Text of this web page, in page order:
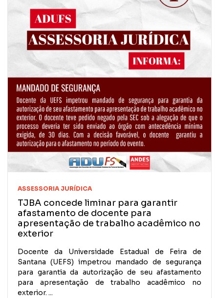
ASSESSORIA JURÍDICA
TJBA concede liminar para garantir
afastamento de docente para
apresentação de trabalho acadêmico no
exterior
Docente da Universidade Estadual de Feira de
Santana (UEFS) impetrou mandado de segurança
para garantia da autorização de seu afastamento
para apresentação de trabalho acadêmico no
exterior. ...